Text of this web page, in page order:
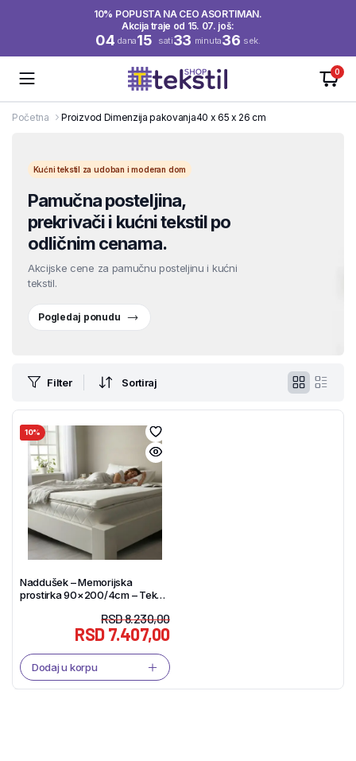
10% POPUSTA NA CEO ASORTIMAN.
Akcija traje od 15. 07. još:
04 dana15 sati33 minuta36 sek.
0
Početna Proizvod Dimenzija pakovanja40 x 65 x 26 cm
Kućni tekstil za udoban i moderan dom
Pamučna posteljina,
prekrivači i kućni tekstil po
odličnim cenama.
Akcijske cene za pamučnu posteljinu i kućni
tekstil.
Pogledaj ponudu
Filter Sortiraj
10%
Naddušek – Memorijska
prostirka 90×200/4cm – Tekstil
RSD8.230,00
RSD7.407,00
Dodaj u korpu